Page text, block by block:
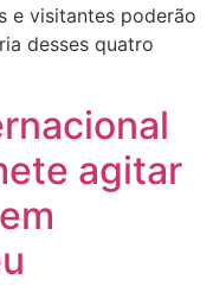
e visitantes poderão
desses quatro
agitar